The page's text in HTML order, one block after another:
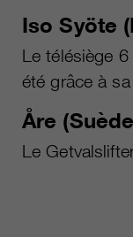
Iso Syöte
Le télésiège
été grâce à
Åre
Le